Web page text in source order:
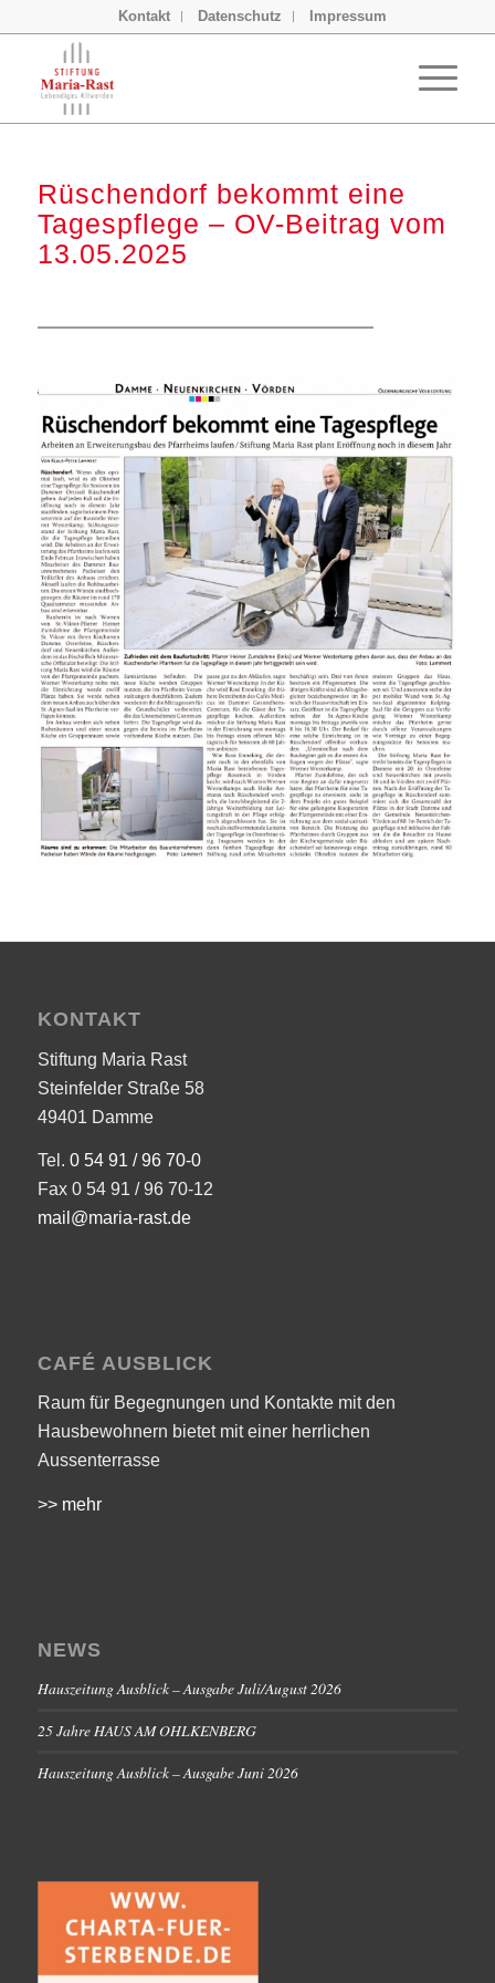
Kontakt Datenschutz Impressum
Rüschendorf bekommt eine
Tagespflege – OV-Beitrag vom
13.05.2025
KONTAKT
Stiftung Maria Rast
Steinfelder Straße 58
49401 Damme
Tel. 0 54 91 / 96 70-0
Fax 0 54 91 / 96 70-12
mail@maria-rast.de
CAFÉ AUSBLICK
Raum für Begegnungen und Kontakte mit den
Hausbewohnern bietet mit einer herrlichen
Aussenterrasse
>> mehr
NEWS
Hauszeitung Ausblick – Ausgabe Juli/August 2026
25 Jahre HAUS AM OHLKENBERG
Hauszeitung Ausblick – Ausgabe Juni 2026